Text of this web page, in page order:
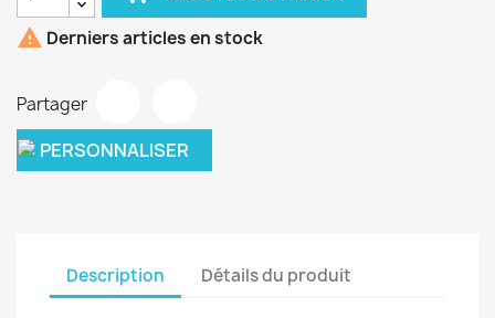
 Derniers articles en stock
Partager
PERSONNALISER
Description Détails du produit